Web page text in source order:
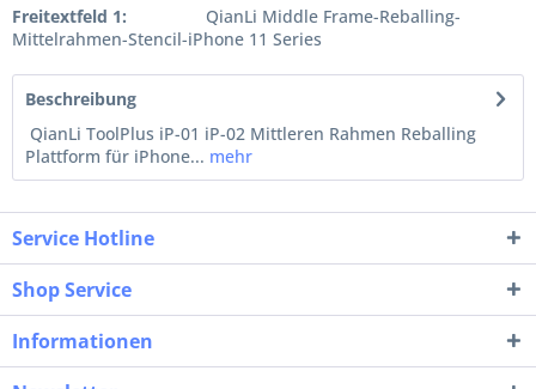
Freitextfeld 1:
QianLi Middle Frame-Reballing-
Mittelrahmen-Stencil-iPhone 11 Series
Beschreibung
QianLi ToolPlus iP-01 iP-02 Mittleren Rahmen Reballing
Plattform für iPhone... mehr
Service Hotline
Shop Service
Informationen